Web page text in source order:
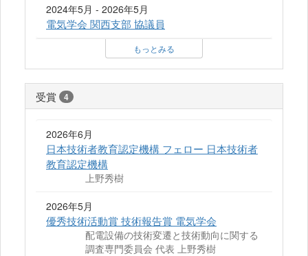
2024年5月 - 2026年5月
電気学会 関西支部 協議員
もっとみる
受賞 4
2026年6月
日本技術者教育認定機構 フェロー 日本技術者
教育認定機構
上野秀樹
2026年5月
優秀技術活動賞 技術報告賞 電気学会
配電設備の技術変遷と技術動向に関する
調査専門委員会 代表 上野秀樹